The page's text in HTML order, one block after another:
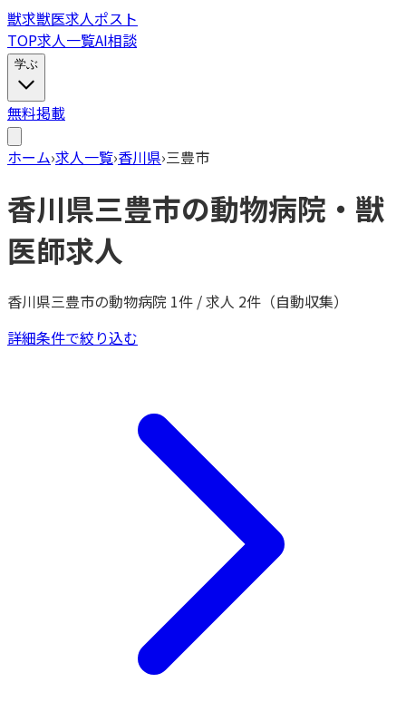
獣求獣医求人ポスト
TOP求人一覧AI相談
学ぶ
無料掲載
ホーム›求人一覧›香川県›三豊市
香川県三豊市の動物病院・獣
医師求人
香川県三豊市の動物病院 1件 / 求人 2件（自動収集）
詳細条件で絞り込む